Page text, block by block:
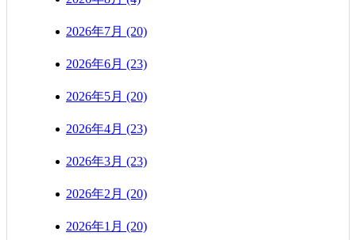
2026年7月 (20)
2026年6月 (23)
2026年5月 (20)
2026年4月 (23)
2026年3月 (23)
2026年2月 (20)
2026年1月 (20)